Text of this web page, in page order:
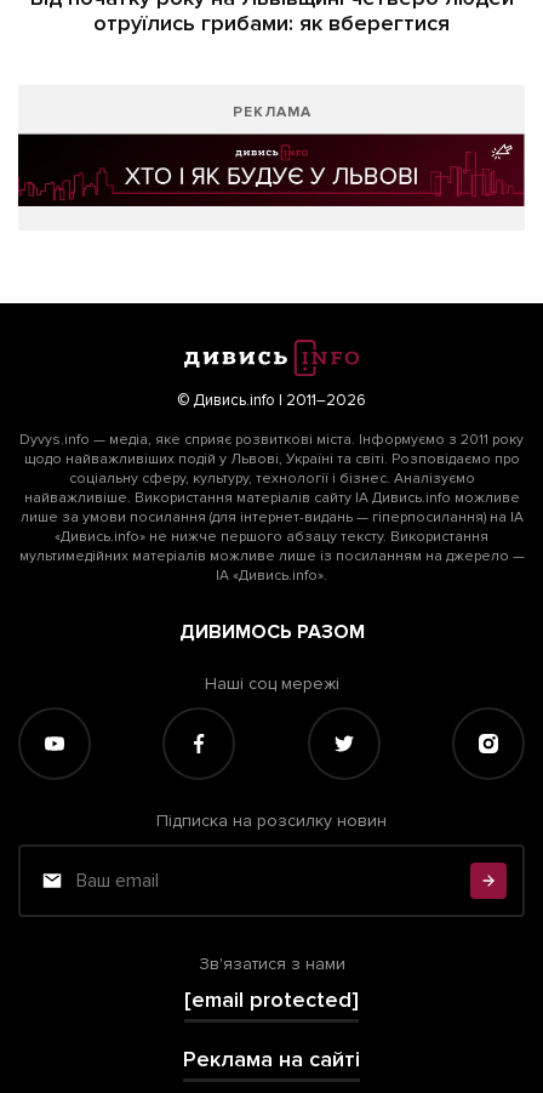
отруїлись грибами: як вберегтися
РЕКЛАМА
© Дивись.info | 2011–2026
Dyvys.info — медіа, яке сприяє розвиткові міста. Інформуємо з 2011 року
щодо найважливіших подій у Львові, Україні та світі. Розповідаємо про
соціальну сферу, культуру, технології і бізнес. Аналізуємо
найважливіше. Використання матеріалів сайту ІА Дивись.info можливе
лише за умови посилання (для інтернет-видань — гіперпосилання) на ІА
«Дивись.info» не нижче першого абзацу тексту. Використання
мультимедійних матеріалів можливе лише із посиланням на джерело —
ІА «Дивись.info».
ДИВИМОСЬ РАЗОМ
Наші соц мережі
Підписка на розсилку новин
Зв'язатися з нами
[email protected]
Реклама на сайті